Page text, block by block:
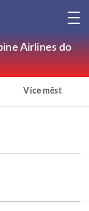
Airlines do
Více měst